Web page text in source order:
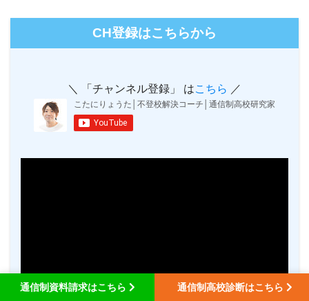
CH登録はこちらから
＼ 「チャンネル登録」 はこちら ／
通信制資料請求はこちら 通信制高校診断はこちら